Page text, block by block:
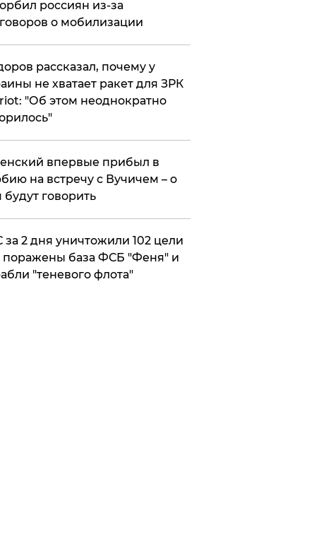
россиян из-за
о мобилизации
рассказал, почему у
не хватает ракет для ЗРК
"Об этом неоднократно
впервые прибыл в
на встречу с Вучичем – о
будут говорить
за 2 дня уничтожили 102 цели
база ФСБ "Феня" и
"теневого флота"